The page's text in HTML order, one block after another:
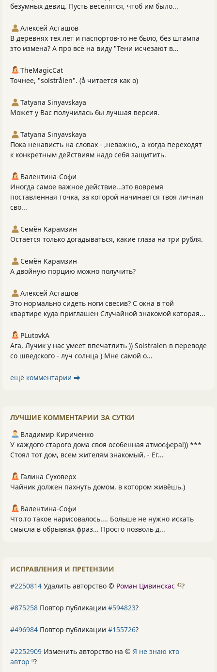
безумных девиц. Пусть веселятся, чтоб им было...
Алексей Асташов
В деревнях тех лет и паспортов-то не было, без штампа
это измена? А про всё на виду "Тени исчезают в...
TheMagicCat
Точнее, "solstrålen". (å читается как о)
Tatyana Sinyavskaya
Может у Вас получилась бы лучшая версия.
Tatyana Sinyavskaya
Пока ненависть на словах - ,неважно,, а когда переходят
к конкретным действиям надо себя защитить.
Валентина-Софи
Иногда самое важное действие...это вовремя
поставленная точка, за которой начинается твоя личная
сво...
Семён Карамзин
Остается только догадываться, какие глаза на три рубля.
Семён Карамзин
А двойную порцию можно получить?
Алексей Асташов
Это нормально сидеть ноги свесив? С окна в той
квартире куда приглашён Случайной знакомой которая...
PLutоvkА
Ага, Лучик у нас умеет впечатлить )) Solstralen в переводе
со шведского - луч солнца ) Мне самой о...
ещё комментарии ⮕
ЛУЧШИЕ КОММЕНТАРИИ ЗА СУТКИ
Владимир Кириченко
У каждого старого дома своя особенная атмосфера!)) ***
Стоял тот дом, всем жителям знакомый, - Ег...
Галина Суховерх
Чайник должен пахнуть домом, в котором живёшь.)
Валентина-Софи
Что.то такое нарисовалось.... Больше не нужно искать
смысла в обрывках фраз... Просто позволь д...
ИСПРАВЛЕНИЯ И ПРЕТЕНЗИИ
#2250814 Удалить авторство © Роман Цивинскас 42?
#875258 Повтор публикации #594823?
#496984 Повтор публикации #155726?
#2252909 Изменить авторство на © Я не знаю кто
автор 0?